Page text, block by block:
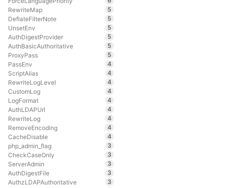
RewriteMap
5
DeflateFilterNote
5
UnsetEnv
5
AuthDigestProvider
5
AuthBasicAuthoritative
5
ProxyPass
5
PassEnv
4
ScriptAlias
4
RewriteLogLevel
4
CustomLog
4
LogFormat
4
AuthLDAPUrl
4
RewriteLog
4
RemoveEncoding
4
CacheDisable
4
php_admin_flag
3
CheckCaseOnly
3
ServerAdmin
3
AuthDigestFile
3
AuthzLDAPAuthoritative
3